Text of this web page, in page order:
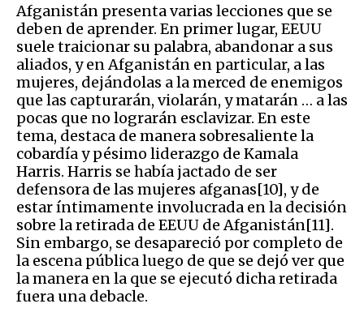
Afganistán presenta varias lecciones que se
deben de aprender. En primer lugar, EEUU
suele traicionar su palabra, abandonar a sus
aliados, y en Afganistán en particular, a las
mujeres, dejándolas a la merced de enemigos
que las capturarán, violarán, y matarán … a las
pocas que no lograrán esclavizar. En este
tema, destaca de manera sobresaliente la
cobardía y pésimo liderazgo de Kamala
Harris. Harris se había jactado de ser
defensora de las mujeres afganas[10], y de
estar íntimamente involucrada en la decisión
sobre la retirada de EEUU de Afganistán[11].
Sin embargo, se desapareció por completo de
la escena pública luego de que se dejó ver que
la manera en la que se ejecutó dicha retirada
fuera una debacle.